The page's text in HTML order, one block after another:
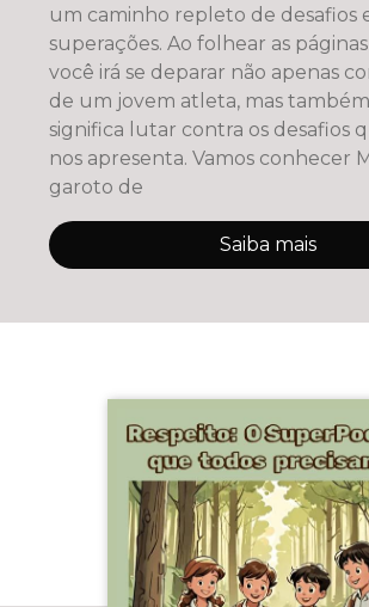
um caminho repleto de desafios
superações. Ao folhear as
você irá se deparar não apenas
de um jovem atleta, mas
significa lutar contra os desafios
nos apresenta. Vamos conhecer Marcelo, um
garoto de
Saiba mais